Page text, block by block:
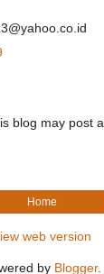
blog may post a
Home
web version
by Blogger.